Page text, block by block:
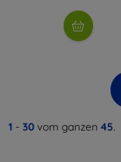
1 - 30 vom ganzen 45.